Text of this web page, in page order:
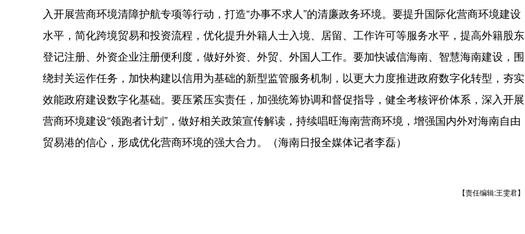
入开展营商环境清障护航专项等行动，打造“办事不求人”的清廉政务环境。要提升国际化营商环境建设
水平，简化跨境贸易和投资流程，优化提升外籍人士入境、居留、工作许可等服务水平，提高外籍股东
登记注册、外资企业注册便利度，做好外资、外贸、外国人工作。要加快诚信海南、智慧海南建设，围
绕封关运作任务，加快构建以信用为基础的新型监管服务机制，以更大力度推进政府数字化转型，夯实
效能政府建设数字化基础。要压紧压实责任，加强统筹协调和督促指导，健全考核评价体系，深入开展
营商环境建设“领跑者计划”，做好相关政策宣传解读，持续唱旺海南营商环境，增强国内外对海南自由
贸易港的信心，形成优化营商环境的强大合力。（海南日报全媒体记者李磊）
【责任编辑:王雯君】